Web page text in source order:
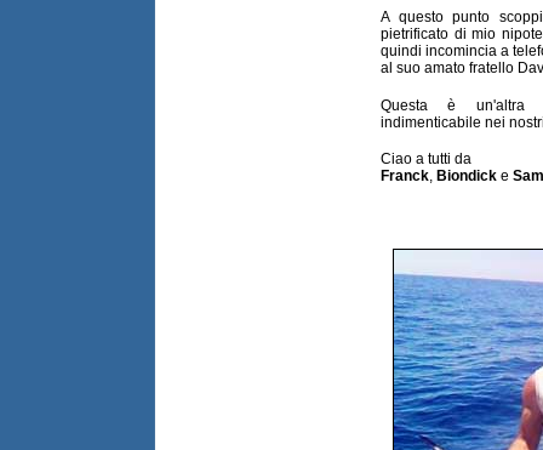
A questo punto
pietrificato di mio
quindi incomincia a
al suo amato fratello
Questa è un'altra
indimenticabile nei
Ciao a tutti da
Franck, Biondick e